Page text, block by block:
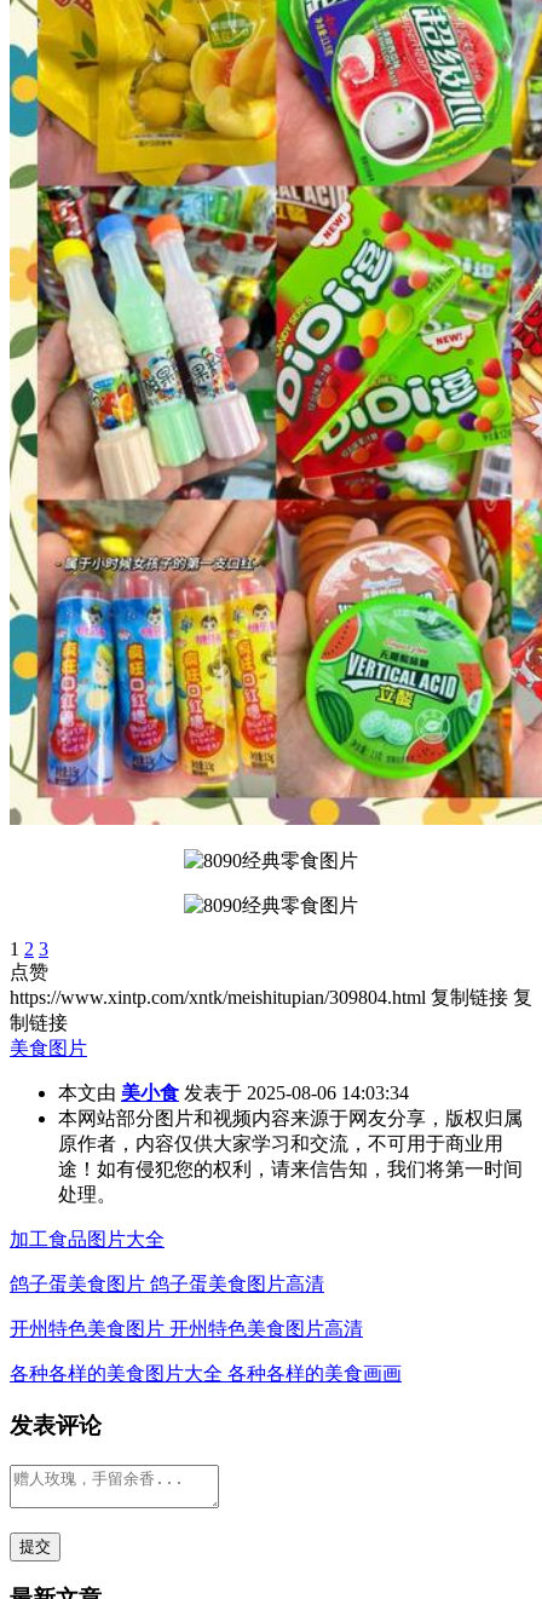
1 2 3
点赞
https://www.xintp.com/xntk/meishitupian/309804.html 复制链接 复
制链接
美食图片
本文由 美小食 发表于 2025-08-06 14:03:34
本网站部分图片和视频内容来源于网友分享，版权归属
原作者，内容仅供大家学习和交流，不可用于商业用
途！如有侵犯您的权利，请来信告知，我们将第一时间
处理。
加工食品图片大全
鸽子蛋美食图片 鸽子蛋美食图片高清
开州特色美食图片 开州特色美食图片高清
各种各样的美食图片大全 各种各样的美食画画
发表评论